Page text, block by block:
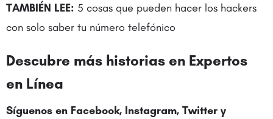
TAMBIÉN LEE: 5 cosas que pueden hacer los hackers
con solo saber tu número telefónico
Descubre más historias en Expertos
en Línea
Síguenos en Facebook, Instagram, Twitter y